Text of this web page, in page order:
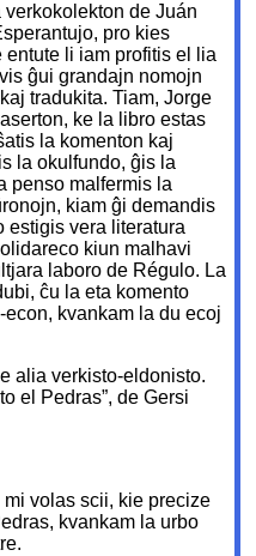
de Juán
pro kies
li iam profitis el lia
ĝui grandajn nomojn
tradukita. Tiam, Jorge
ke la libro estas
la komenton kaj
la okulfundo, ĝis la
penso malfermis la
kiam ĝi demandis
estigis vera literatura
kiun malhavi
laboro de Régulo. La
ĉu la eta komento
kvankam la du ecoj
alia verkisto-eldonisto.
el Pedras”, de Gersi
volas scii, kie precize
kvankam la urbo